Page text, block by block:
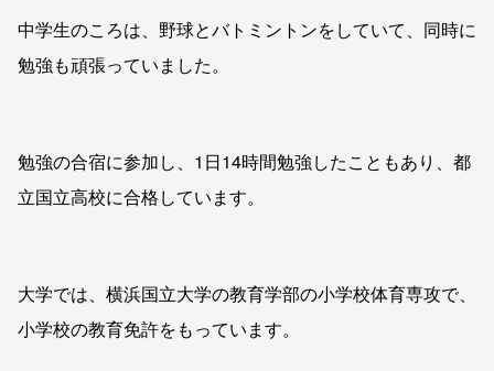
中学生のころは、野球とバトミントンをしていて、同時に
勉強も頑張っていました。
勉強の合宿に参加し、1日14時間勉強したこともあり、都
立国立高校に合格しています。
大学では、横浜国立大学の教育学部の小学校体育専攻で、
小学校の教育免許をもっています。